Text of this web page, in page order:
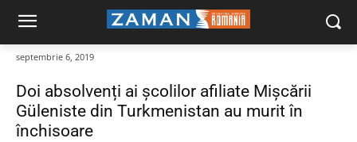
septembrie 6, 2019
Doi absolvenți ai școlilor afiliate Mișcării
Güleniste din Turkmenistan au murit în
închisoare